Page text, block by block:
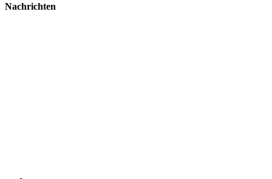
Nachrichten